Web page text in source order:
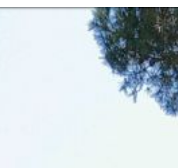
HU CAMP -
HU GLAMP -
HU ROOM -